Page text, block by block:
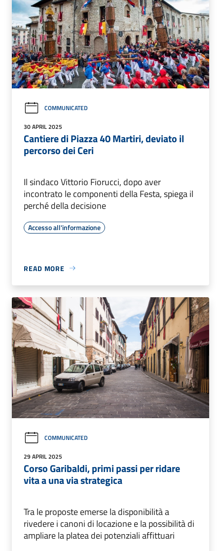
COMMUNICATED
30 APRIL 2025
Cantiere di Piazza 40 Martiri, deviato il
percorso dei Ceri
Il sindaco Vittorio Fiorucci, dopo aver
incontrato le componenti della Festa, spiega il
perché della decisione
Accesso all'informazione
READ MORE
COMMUNICATED
29 APRIL 2025
Corso Garibaldi, primi passi per ridare
vita a una via strategica
Tra le proposte emerse la disponibilità a
rivedere i canoni di locazione e la possibilità di
ampliare la platea dei potenziali affittuari